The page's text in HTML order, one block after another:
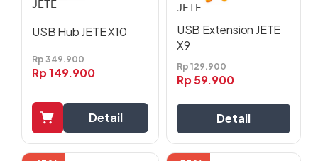
USB Hub JETE X10
Rp349.900
Rp149.900
Detail
USB Extension JETE
X9
Rp129.900
Rp59.900
Detail